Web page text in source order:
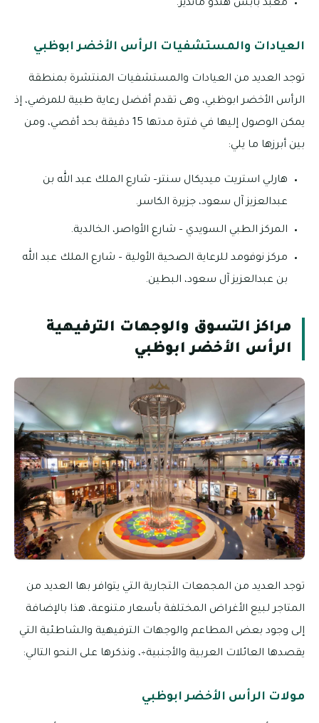
معبد بابس هندو ماندير.
العيادات والمستشفيات الرأس الأخضر ابوظبي
توجد العديد من العيادات والمستشفيات المنتشرة بمنطقة
الرأس الأخضر ابوظبي، وهى تقدم أفضل رعاية طبية للمرضي، إذ
يمكن الوصول إليها في فترة مدتها 15 دقيقة بحد أقصي، ومن
بين أبرزها ما يلي:
هارلي استريت ميديكال سنتر– شارع الملك عبد الله بن
عبدالعزيز آل سعود، جزيرة الكاسر.
المركز الطبي السويدي – شارع الأواصر، الخالدية.
مركز نوفومد للرعاية الصحية الأولية – شارع الملك عبد الله
بن عبدالعزيز آل سعود، البطين.
مراكز التسوق والوجهات الترفيهية
الرأس الأخضر ابوظبي
توجد العديد من المجمعات التجارية التي يتوافر بها العديد من
المتاجر لبيع الأغراض المختلفة بأسعار متنوعة، هذا بالإضافة
إلى وجود بعض المطاعم والوجهات الترفيهية والشاطئية التي
يقصدها العائلات العربية والأجنبية÷، ونذكرها على النحو التالي:
مولات الرأس الأخضر ابوظبي